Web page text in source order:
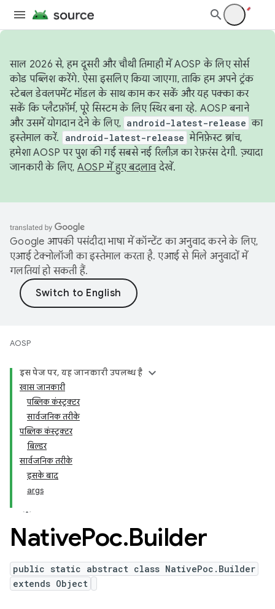
साल 2026 से, हम दूसरी और चौथी तिमाही में AOSP के लिए सोर्स
कोड पब्लिश करेंगे. ऐसा इसलिए किया जाएगा, ताकि हम अपने ट्रंक
स्टेबल डेवलपमेंट मॉडल के साथ काम कर सकें और यह पक्का कर
सकें कि प्लैटफ़ॉर्म, पूरे सिस्टम के लिए स्थिर बना रहे. AOSP बनाने
और उसमें योगदान देने के लिए, android-latest-release का
इस्तेमाल करें.
android-latest-release मेनिफ़ेस्ट ब्रांच,
हमेशा AOSP पर पुश की गई सबसे नई रिलीज़ का रेफ़रंस देगी. ज़्यादा
जानकारी के लिए, AOSP में हुए बदलावदेखें.
Google आपकी पसंदीदा भाषा में कॉन्टेंट का अनुवाद करने के लिए,
एआई टेक्नोलॉजी का इस्तेमाल करता है. एआई से मिले अनुवादों में
गलतियां हो सकती हैं.
AOSP
इस पेज पर, यह जानकारी उपलब्ध है
खास जानकारी
पब्लिक कंस्ट्रक्टर
सार्वजनिक तरीके
पब्लिक कंस्ट्रक्टर
बिल्डर
सार्वजनिक तरीके
इसके बाद
args
NativePoc.Builder
public static abstract class NativePoc.Builder
extends Object